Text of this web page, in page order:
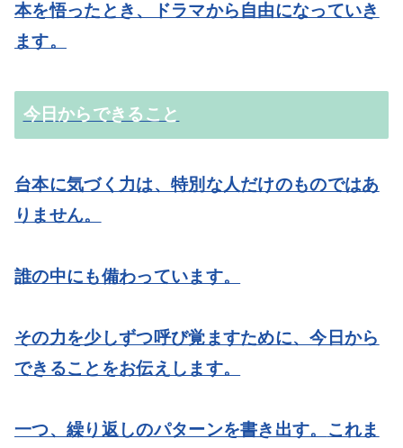
本を悟ったとき、ドラマから自由になっていき
ます。
今日からできること
台本に気づく力は、特別な人だけのものではあ
りません。
誰の中にも備わっています。
その力を少しずつ呼び覚ますために、今日から
できることをお伝えします。
一つ、繰り返しのパターンを書き出す。
これま